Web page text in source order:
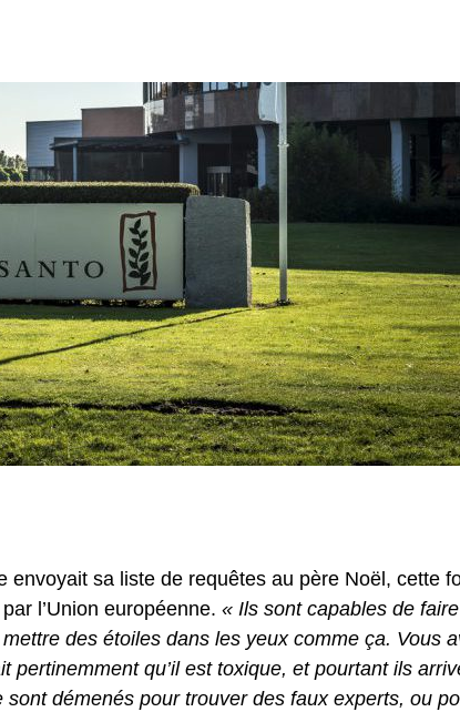
envoyait sa liste de requêtes au père Noël, cette
l’Union européenne. « Ils sont capables de faire
des étoiles dans les yeux comme ça. Vous
pertinemment qu’il est toxique, et pourtant ils
démenés pour trouver des faux experts, ou